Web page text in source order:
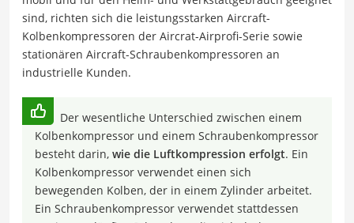
sind, richten sich die leistungsstarken Aircraft-
Kolbenkompressoren der Aircrat-Airprofi-Serie sowie
stationären Aircraft-Schraubenkompressoren an
industrielle Kunden.
Der wesentliche Unterschied zwischen einem
Kolbenkompressor und einem Schraubenkompressor
besteht darin, wie die Luftkompression erfolgt. Ein
Kolbenkompressor verwendet einen sich
bewegenden Kolben, der in einem Zylinder arbeitet.
Ein Schraubenkompressor verwendet stattdessen